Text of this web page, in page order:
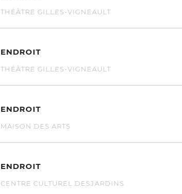
THÉÂTRE GILLES-VIGNEAULT
ENDROIT
THÉÂTRE GILLES-VIGNEAULT
ENDROIT
MAISON DES ARTS
ENDROIT
CENTRE CULTUREL DESJARDINS